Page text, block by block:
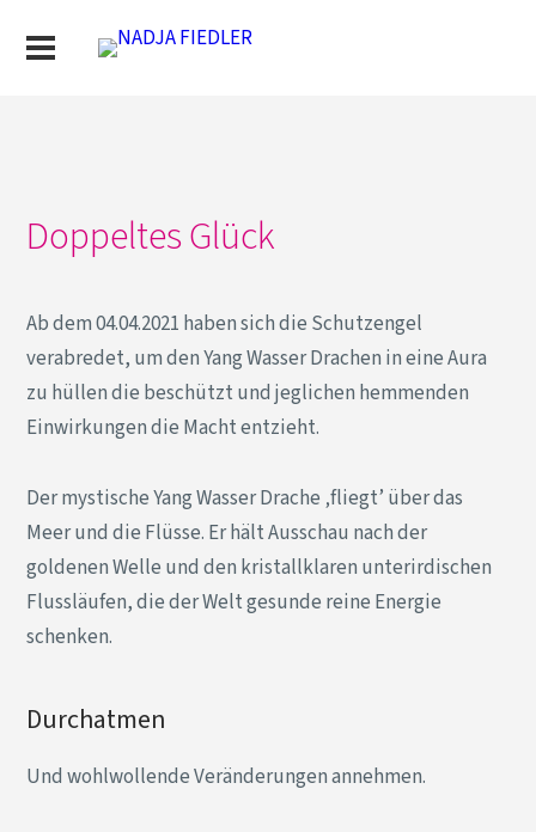
Doppeltes Glück
Ab dem 04.04.2021 haben sich die Schutzengel
verabredet, um den Yang Wasser Drachen in eine Aura
zu hüllen die beschützt und jeglichen hemmenden
Einwirkungen die Macht entzieht.
Der mystische Yang Wasser Drache ‚fliegt’ über das
Meer und die Flüsse. Er hält Ausschau nach der
goldenen Welle und den kristallklaren unterirdischen
Flussläufen, die der Welt gesunde reine Energie
schenken.
Durchatmen
Und wohlwollende Veränderungen annehmen.